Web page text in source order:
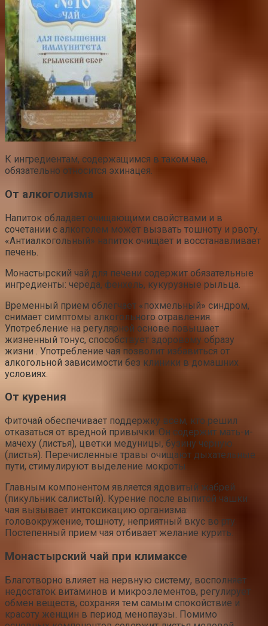
К ингредиентам, содержащимся в таком чае,
обязательно относится эхинацея.
От алкоголизма
Напиток обладает очищающими свойствами и в
сочетании с алкоголем может вызвать тошноту и рвоту.
«Антиалкогольный» напиток очищает и восстанавливает
печень.
Монастырский чай для печени содержит обязательные
ингредиенты: череда, фенхель, кукурузные рыльца.
Временный прием облегчает «похмельный» синдром,
снимает симптомы алкогольного отравления.
Употребление на регулярной основе повышает
жизненный тонус, способствует здоровому образу
жизни . Употребление чая позволит избавиться от
алкогольной зависимости без клиники в домашних
условиях.
От курения
Фиточай обеспечивает поддержку всем, кто решил
отказаться от вредной привычки. Он содержит мать-и-
мачеху (листья), цветки медуницы, бузину черную
(листья). Перечисленные травы очищают дыхательные
пути, стимулируют выделение мокроты.
Главным компонентом является ядовитый жабрей
(пикульник салистый). Курение после выпитой чашки
чая вызывает интоксикацию организма:
головокружение, тошноту, неприятный вкус во рту.
Постепенный прием чая отбивает желание курить.
Монастырский чай при климаксе
Благотворно влияет на нервную систему, восполняет
недостаток витаминов и микроэлементов, регулирует
обмен веществ, сохраняя тем самым спокойствие и
красоту женщин в период менопаузы. Помимо